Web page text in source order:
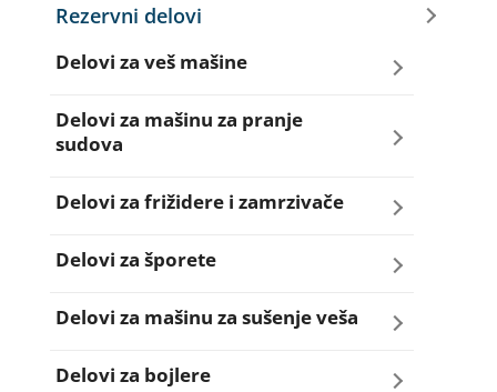
Rezervni delovi
Delovi za veš mašine
Amortizeri za veš mašinu
Delovi za mašinu za pranje
sudova
Creva za sudo mašine
Dihtunzi za sudo mašine
Elektroventili za sudo mašine
Filteri za sudo mašine
Delovi za frižidere i zamrzivače
Aqua filteri za frižidere
Dihtunzi za frižidere i zamrzivače
Elektronika za frižidere i zamrzivače
Delovi za šporete
Dihtunzi za šporete
Dugmad za šporete
Delovi za mašinu za sušenje veša
Dihtunzi mašine za sušenje veša
Delovi za bojlere